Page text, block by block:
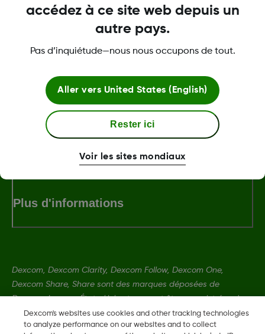
LBL-1000444 Rev001
Plus d'informations
Dexcom, Dexcom Clarity, Dexcom Follow, Dexcom One,
Dexcom Share, Share sont des marques déposées de
Dexcom, Inc. aux États-Unis et peuvent être enregistrées dans
d'autres pays.
Dexcom's websites use cookies and other tracking technologies
to analyze performance on our websites and to collect
accédez à ce site web depuis un
autre pays.
Pas d’inquiétude—nous nous occupons de tout.
Aller vers United States (English)
Rester ici
Voir les sites mondiaux